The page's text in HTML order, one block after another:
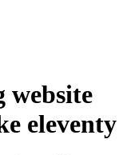
website
eleventy